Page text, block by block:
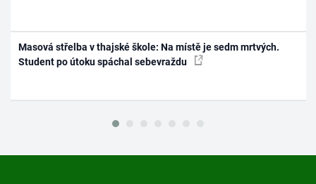
Masová střelba v thajské škole: Na místě je sedm mrtvých.
Student po útoku spáchal sebevraždu